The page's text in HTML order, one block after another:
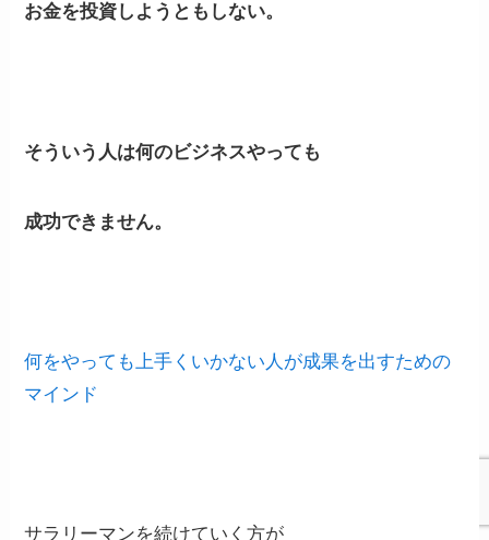
お金を投資しようともしない。
そういう人は何のビジネスやっても
成功できません。
何をやっても上手くいかない人が成果を出すための
マインド
サラリーマンを続けていく方が